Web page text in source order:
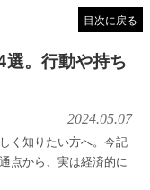
目次に戻る
。行動や持ち
2024.05.07
く知りたい方へ。今記
点から、実は経済的に